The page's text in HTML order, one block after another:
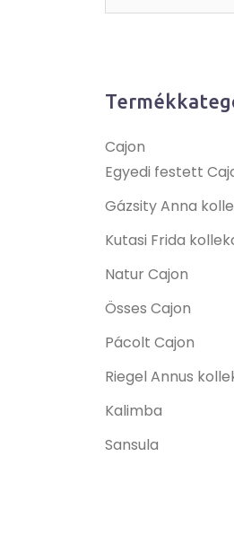
Cajon
Egyedi festett
Gázsity Anna
Kutasi Frida
Natur Cajon
Össes Cajon
Pácolt Cajon
Riegel Annus
Kalimba
Sansula